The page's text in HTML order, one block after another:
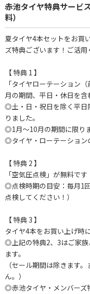
赤池タイヤ特典サービ
料）
夏タイヤ4本セットをお買
ズ特典ございます！ご活用
【 特典 1 】
「タイヤローテーション
月の期間、平日・休日を
◎土・日・祝日を除く平日
りました。
◎1月～10月の期間に限りま
◎タイヤ・ローテーション
【 特典 2 】
「空気圧点検」が無料です
◎点検時期の目安：毎月1
点検してください！）
【 特典 3 】
タイヤ4本をお買い上げ時
◎上記の特典2、3はご家
ます。
（セール期間は除きます
ん。）
◎赤池タイヤ・メンバーズ